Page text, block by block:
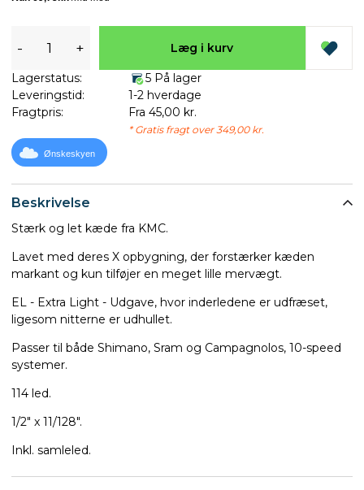
Beskrivelse
Stærk og let kæde fra KMC.
Lavet med deres X opbygning, der forstærker kæden
markant og kun tilføjer en meget lille mervægt.
EL - Extra Light - Udgave, hvor inderledene er udfræset,
ligesom nitterne er udhullet.
Passer til både Shimano, Sram og Campagnolos, 10-speed
systemer.
114 led.
1/2" x 11/128".
Inkl. samleled.
- + Læg i kurv
Lagerstatus:
5 På lager
Leveringstid:
1-2 hverdage
Fragtpris:
Fra 45,00 kr.
* Gratis fragt over 349,00 kr.
Ønskeskyen